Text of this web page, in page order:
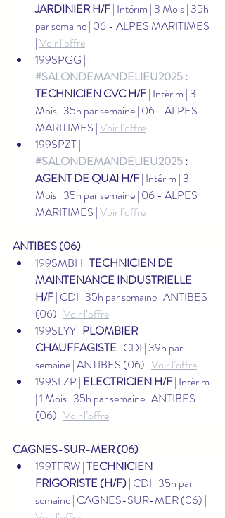
JARDINIER H/F | Intérim | 3 Mois | 35h
par semaine | 06 - ALPES MARITIMES
| Voir l’offre
199SPGG |
#SALONDEMANDELIEU2025 :
TECHNICIEN CVC H/F | Intérim | 3
Mois | 35h par semaine | 06 - ALPES
MARITIMES | Voir l’offre
199SPZT |
#SALONDEMANDELIEU2025 :
AGENT DE QUAI H/F | Intérim | 3
Mois | 35h par semaine | 06 - ALPES
MARITIMES | Voir l’offre
ANTIBES (06)
199SMBH | TECHNICIEN DE
MAINTENANCE INDUSTRIELLE
H/F | CDI | 35h par semaine | ANTIBES
(06) | Voir l’offre
199SLYY | PLOMBIER
CHAUFFAGISTE | CDI | 39h par
semaine | ANTIBES (06) | Voir l’offre
199SLZP | ELECTRICIEN H/F | Intérim
| 1 Mois | 35h par semaine | ANTIBES
(06) | Voir l’offre
CAGNES-SUR-MER (06)
199TFRW | TECHNICIEN
FRIGORISTE (H/F) | CDI | 35h par
semaine | CAGNES-SUR-MER (06) |